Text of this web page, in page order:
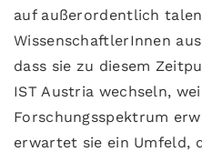
auf außerordentlich
WissenschaftlerInnen
dass sie zu diesem
IST Austria wechseln,
Forschungsspektrum
erwartet sie ein Umfeld,